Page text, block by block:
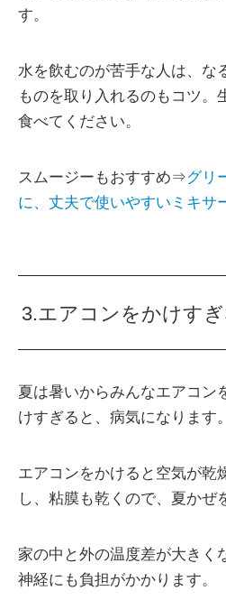
す。
水を飲むのが苦手な人は、な
ものを取り入れるのもコツ。
食べてください。
スムージーもおすすめ⇒グリ
に、丈夫で使いやすいミキサ
3.エアコンをかけす
夏は暑いからみんなエアコン
けすぎると、病気になります。
エアコンをかけると空気が乾
し、粘膜も乾くので、夏かぜ
家の中と外の温度差が大きく
神経にも負担がかかります。